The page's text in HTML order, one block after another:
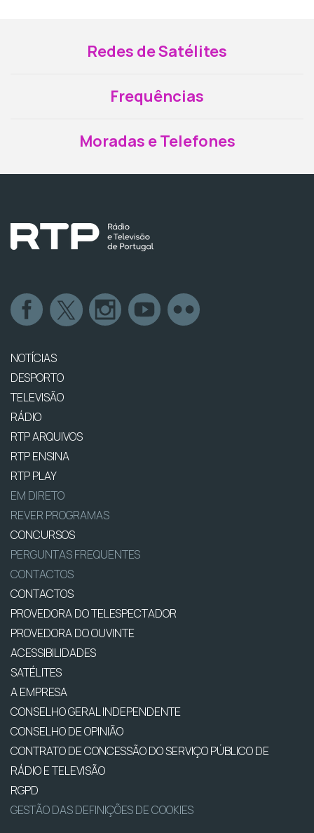
Redes de Satélites
Frequências
Moradas e Telefones
NOTÍCIAS
DESPORTO
TELEVISÃO
RÁDIO
RTP ARQUIVOS
RTP ENSINA
RTP PLAY
EM DIRETO
REVER PROGRAMAS
CONCURSOS
PERGUNTAS FREQUENTES
CONTACTOS
CONTACTOS
PROVEDORA DO TELESPECTADOR
PROVEDORA DO OUVINTE
ACESSIBILIDADES
SATÉLITES
A EMPRESA
CONSELHO GERAL INDEPENDENTE
CONSELHO DE OPINIÃO
CONTRATO DE CONCESSÃO DO SERVIÇO PÚBLICO DE
RÁDIO E TELEVISÃO
RGPD
GESTÃO DAS DEFINIÇÕES DE COOKIES